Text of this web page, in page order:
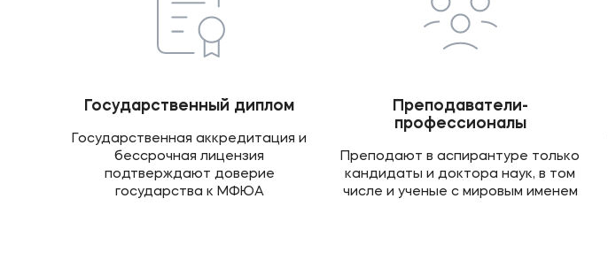
Государственный диплом
Государственная аккредитация и
бессрочная лицензия
подтверждают доверие
государства к МФЮА
Преподаватели-
профессионалы
Преподают в аспирантуре только
кандидаты и доктора наук, в том
числе и ученые с мировым именем